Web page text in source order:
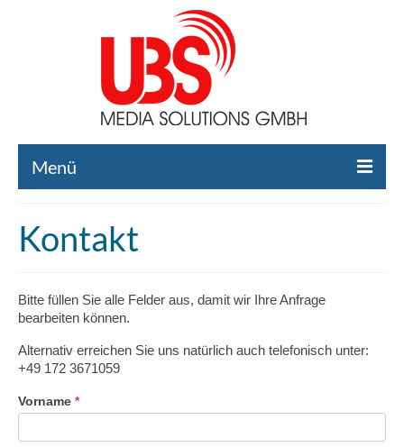
Menü
Liste gebrauchte Broadcast-Technik
Broadcast-Technik Ankauf
Broadcast-Technik Verleih
Kontakt
Kontakt
Bitte füllen Sie alle Felder aus, damit wir Ihre Anfrage
bearbeiten können.
Alternativ erreichen Sie uns natürlich auch telefonisch unter:
+49 172 3671059
Vorname *
Falls
Du
menschlich